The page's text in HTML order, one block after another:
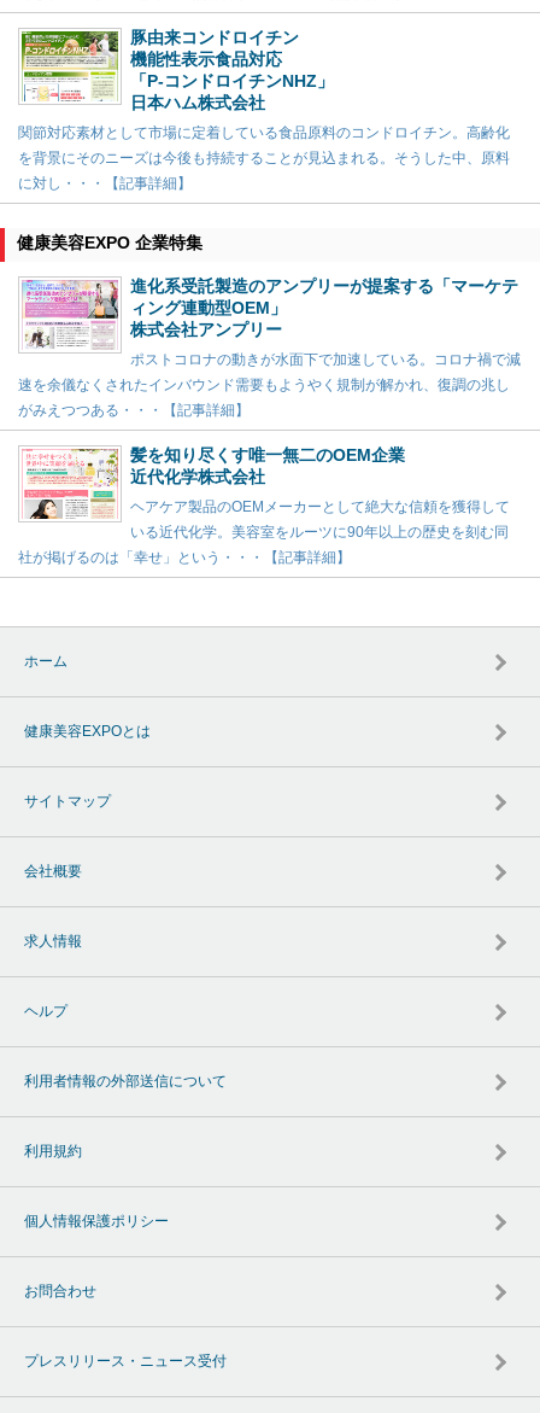
豚由来コンドロイチン
機能性表示食品対応
「P-コンドロイチンNHZ」
日本ハム株式会社
関節対応素材として市場に定着している食品原料のコンドロイチン。高齢化
を背景にそのニーズは今後も持続することが見込まれる。そうした中、原料
に対し・・・【記事詳細】
健康美容EXPO 企業特集
進化系受託製造のアンプリーが提案する「マーケテ
ィング連動型OEM」
株式会社アンプリー
ポストコロナの動きが水面下で加速している。コロナ禍で減
速を余儀なくされたインバウンド需要もようやく規制が解かれ、復調の兆し
がみえつつある・・・【記事詳細】
髪を知り尽くす唯一無二のOEM企業
近代化学株式会社
ヘアケア製品のOEMメーカーとして絶大な信頼を獲得して
いる近代化学。美容室をルーツに90年以上の歴史を刻む同
社が掲げるのは「幸せ」という・・・【記事詳細】
ホーム
健康美容EXPOとは
サイトマップ
会社概要
求人情報
ヘルプ
利用者情報の外部送信について
利用規約
個人情報保護ポリシー
お問合わせ
プレスリリース・ニュース受付